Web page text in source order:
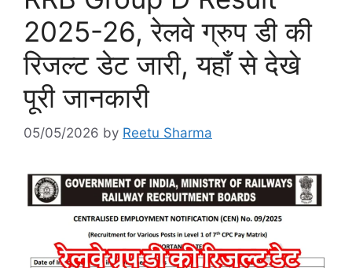
2025-26, रेलवे ग्रुप डी की
रिजल्ट डेट जारी, यहाँ से देखे
पूरी जानकारी
05/05/2026 by Reetu Sharma